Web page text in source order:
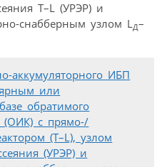
Т–L (УРЭР) и
снабберным узлом LД–